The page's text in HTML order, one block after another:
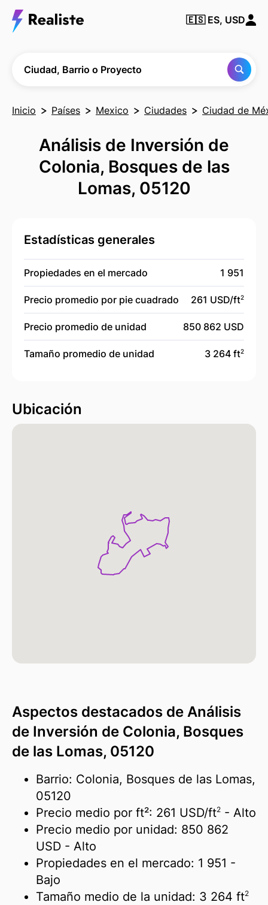
Encuentra
cualquier
🇪🇸 ES, USD
Ciudad, Barrio o Proyecto
Inicio Países Mexico Ciudades Ciudad de
Análisis de Inversión de
Colonia, Bosques de las
Lomas, 05120
Estadísticas generales
Propiedades en el mercado 1 951
Precio promedio por pie cuadrado 261 USD/ft2
Precio promedio de unidad 850 862 USD
Tamaño promedio de unidad 3 264 ft2
Ubicación
Aspectos destacados de Análisis
de Inversión de Colonia, Bosques
de las Lomas, 05120
Barrio: Colonia, Bosques de las Lomas,
05120
Precio medio por ft²: 261 USD/ft2 - Alto
Precio medio por unidad: 850 862
USD - Alto
Propiedades en el mercado: 1 951 -
Bajo
Tamaño medio de la unidad: 3 264 ft2